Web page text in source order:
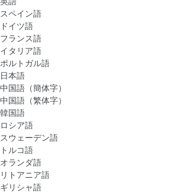
スペイン語
ドイツ語
フランス語
イタリア語
ポルトガル語
日本語
中国語（簡体字）
中国語（繁体字）
韓国語
ロシア語
スウェーデン語
トルコ語
オランダ語
リトアニア語
ギリシャ語